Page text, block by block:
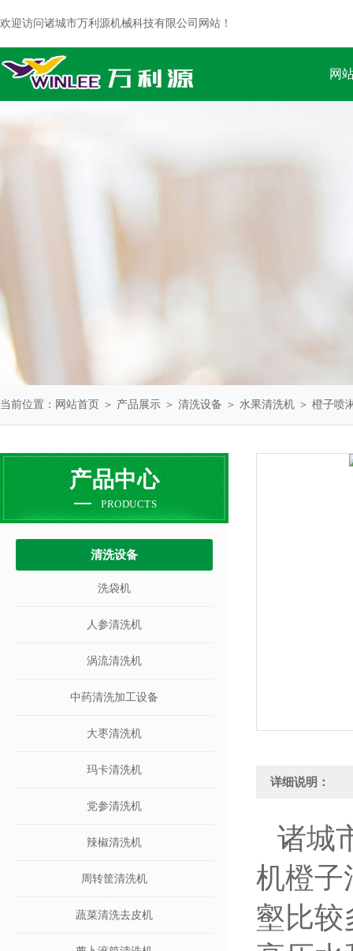
欢迎访问诸城市万利源机械科技有限公司网站！
网
当前位置： 网站首页 ＞ 产品展示 ＞ 清洗设备 ＞ 水果清洗机 ＞ 橙子喷
产品中心
PRODUCTS
清洗设备
洗袋机
人参清洗机
涡流清洗机
中药清洗加工设备
大枣清洗机
玛卡清洗机
党参清洗机
辣椒清洗机
周转筐清洗机
蔬菜清洗去皮机
详细说明：
诸城
机橙子
壑比较